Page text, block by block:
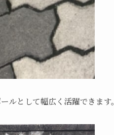
ルとして幅広く活躍できます。